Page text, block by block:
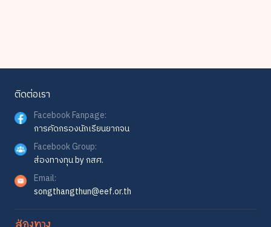
ติดต่อเรา
Facebook Fanpage:
การคัดกรองนักเรียนยากจน
Facebook Group:
ส่องทางทุน by กสศ.
Email:
songthangthun@eef.or.th